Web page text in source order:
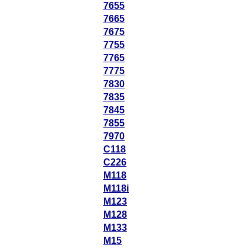
7655
7665
7675
7755
7765
7775
7830
7835
7845
7855
7970
C118
C226
M118
M118i
M123
M128
M133
M15